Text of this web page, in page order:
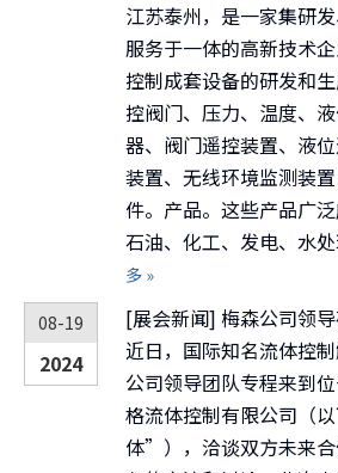
江苏泰州，是一家集研
服务于一体的高新技术
控制成套设备的研发和
控阀门、压力、温度、
器、阀门遥控装置、液
装置、无线环境监测装
件。产品。这些产品广泛
石油、化工、发电、水
多 »
08-19
2024
[展会新闻] 梅森公司领
近日，国际知名流体控
公司领导团队专程来到
格流体控制有限公司（
体”），洽谈双方未来